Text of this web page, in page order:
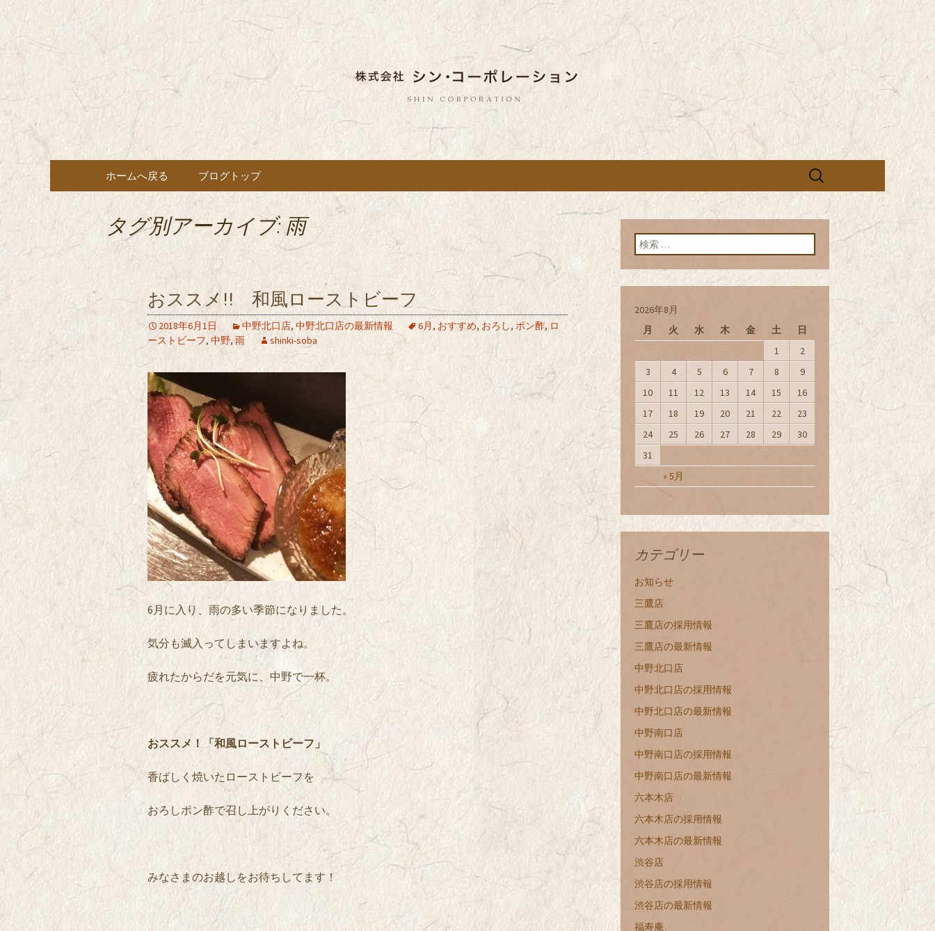
都内に5店舗展開している蕎麦のお店「真
希（しんき）」を運営する「株式会社シ
ン・コーポレーション」のブログ
東京都内に5店舗ある美味しい蕎麦のお店「真希（しんき）」と運営の「株式会社シン・コーポレーシ
ョン」の新着情報はこちら。店舗によって24時間営業、宴会なども承っております。季節のメニュー
も豊富にご用意。
コンテンツへ移動
ホームへ戻る ブログトップ
検
タグ別アーカイブ: 雨
おススメ!! 和風ローストビーフ
2018年6月1日 中野北口店, 中野北口店の最新情報 6月 , おすすめ, おろし,ポン酢, ロ
ーストビーフ, 中野,雨 shinki-soba
6月に入り、雨の多い季節になりました。
気分も滅入ってしまいますよね。
疲れたからだを元気に、中野で一杯。
おススメ！「和風ローストビーフ」
香ばしく焼いたローストビーフを
おろしポン酢で召し上がりください。
みなさまのお越しをお待ちしてます！
検索:
2026年8月
月
火 水 木 金 土 日
« 5月
1
2
3
4 5 6 7 8
9
10
11 12 13 14 15
16
17
18 19 20 21 22
23
24
25 26 27 28 29
30
31
カテゴリー
お知らせ
三鷹店
三鷹店の採用情報
三鷹店の最新情報
中野北口店
中野北口店の採用情報
中野北口店の最新情報
中野南口店
中野南口店の採用情報
中野南口店の最新情報
六本木店
六本木店の採用情報
六本木店の最新情報
渋谷店
渋谷店の採用情報
渋谷店の最新情報
福寿庵